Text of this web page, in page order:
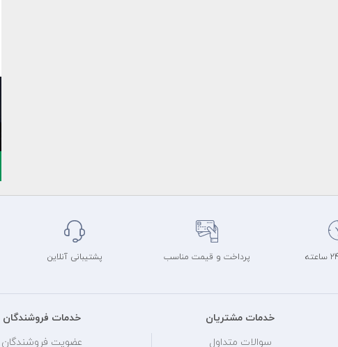
پرداخت و قیمت مناسب پشتیبانی آنلاین
خدمات مشتریان
سوالات متداول
خدمات فروشندگان
عضویت فروشندگان